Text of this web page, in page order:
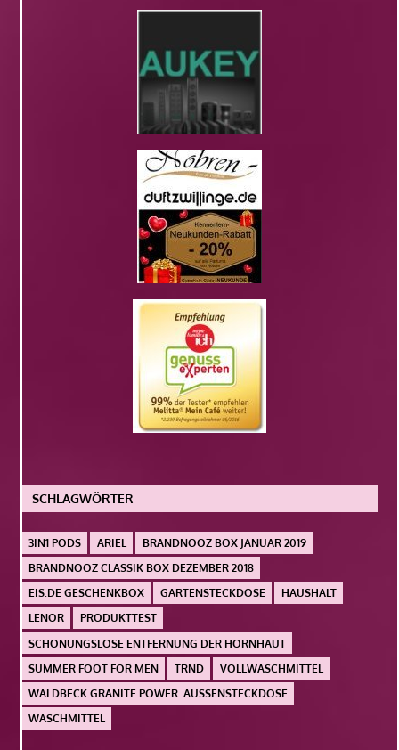
SCHLAGWÖRTER
3IN1 PODS ARIEL
BRANDNOOZ BOX JANUAR 2019
BRANDNOOZ CLASSIK BOX DEZEMBER 2018
EIS.DE GESCHENKBOX
GARTENSTECKDOSE
HAUSHALT
LENOR
PRODUKTTEST
SCHONUNGSLOSE ENTFERNUNG DER HORNHAUT
SUMMER FOOT FOR MEN
TRND
VOLLWASCHMITTEL
WALDBECK GRANITE POWER. AUSSENSTECKDOSE
WASCHMITTEL